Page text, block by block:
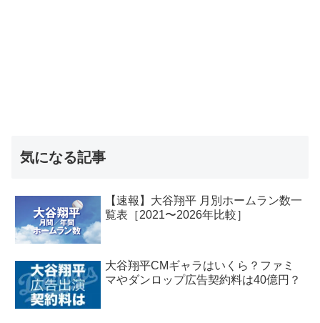
気になる記事
【速報】大谷翔平 月別ホームラン数一
覧表［2021〜2026年比較］
大谷翔平CMギャラはいくら？ファミ
マやダンロップ広告契約料は40億円？